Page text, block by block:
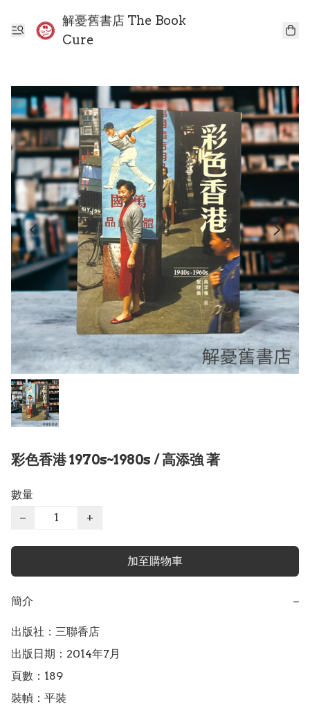
解憂舊書店 The Book
Cure
彩色香港 1970s~1980s / 高添強 著
數量
−
+
加至購物車
簡介 −
出版社：三聯香店
出版日期：2014年7月
頁數：189
裝幀：平裝